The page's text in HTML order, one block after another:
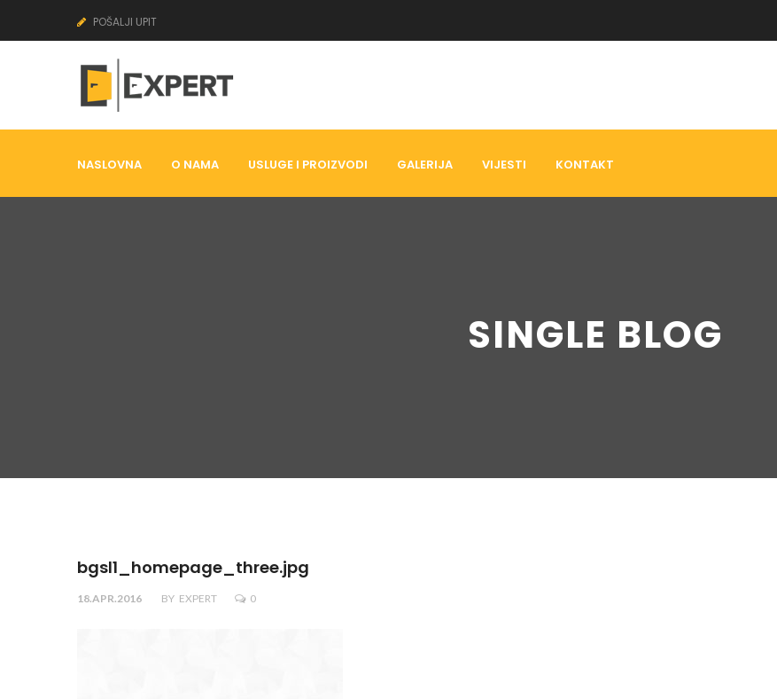
POŠALJI UPIT
NASLOVNA O NAMA USLUGE I PROIZVODI GALERIJA VIJESTI KONTAKT
SINGLE BLOG
bgsl1_homepage_three.jpg
18.APR.2016 BY EXPERT 0